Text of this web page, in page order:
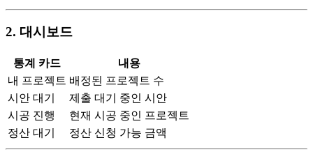
2. 대시보드
통계 카드
내용
내 프로젝트 배정된 프로젝트 수
시안 대기
제출 대기 중인 시안
시공 진행
현재 시공 중인 프로젝트
정산 대기
정산 신청 가능 금액